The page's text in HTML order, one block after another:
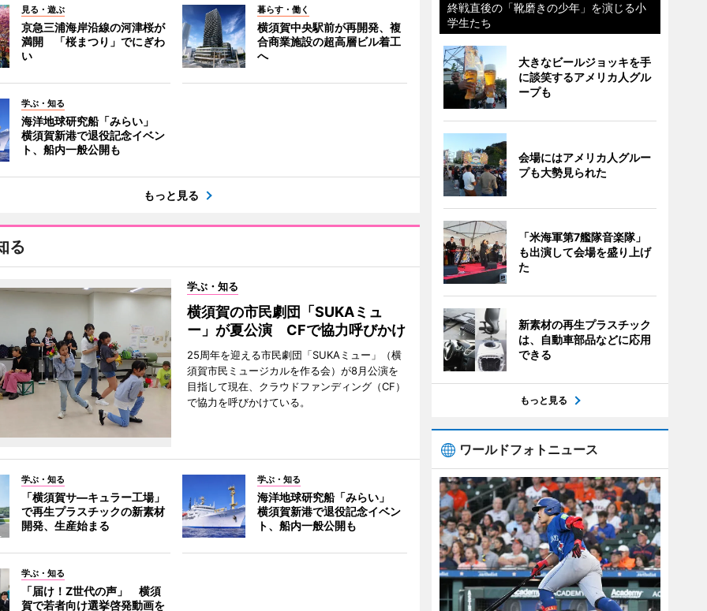
見る・遊ぶ
京急三浦海岸沿線の河津桜が
満開 「桜まつり」でにぎわ
い
暮らす・働く
横須賀中央駅前が再開発、複
合商業施設の超高層ビル着工
へ
学ぶ・知る
海洋地球研究船「みらい」
横須賀新港で退役記念イベン
ト、船内一般公開も
もっと見る
る
学ぶ・知る
横須賀の市民劇団「SUKAミュ
ー」が夏公演 CFで協力呼びかけ
25周年を迎える市民劇団「SUKAミュー」（横
須賀市民ミュージカルを作る会）が8月公演を
目指して現在、クラウドファンディング（CF）
で協力を呼びかけている。
学ぶ・知る
「横須賀サ―キュラー工場」
で再生プラスチックの新素材
開発、生産始まる
学ぶ・知る
海洋地球研究船「みらい」
横須賀新港で退役記念イベン
ト、船内一般公開も
学ぶ・知る
「届け！Z世代の声」 横須
賀で若者向け選挙啓発動画を
終戦直後の「靴磨きの少年」を演じる小
学生たち
大きなビールジョッキを手
に談笑するアメリカ人グル
ープも
会場にはアメリカ人グルー
プも大勢見られた
「米海軍第7艦隊音楽隊」
も出演して会場を盛り上げ
た
新素材の再生プラスチック
は、自動車部品などに応用
できる
もっと見る
ワールドフォトニュース